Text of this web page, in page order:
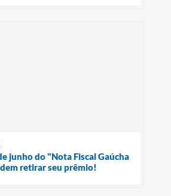
junho do "Nota Fiscal Gaúcha
retirar seu prêmio!